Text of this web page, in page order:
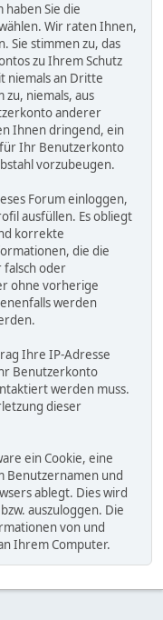
Sie die
Wir raten Ihnen,
Sie stimmen zu, das
zu Ihrem Schutz
niemals an Dritte
niemals, aus
anderer
Ihnen dringend, ein
Ihr Benutzerkonto
vorzubeugen.
Forum einloggen,
ausfüllen. Es obliegt
korrekte
die die
falsch oder
ohne vorherige
werden
Ihre IP-Adresse
Benutzerkonto
werden muss.
dieser
ein Cookie, eine
Benutzernamen und
ablegt. Dies wird
auszuloggen. Die
von und
Ihrem Computer.